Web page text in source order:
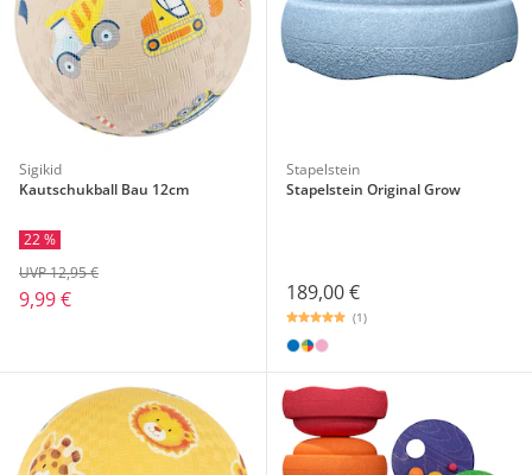
Sigikid
Kautschukball Bau 12cm
22 %
9,99 €
UVP 12,95 €
Stapelstein
Stapelstein Original Grow
189,00 €
(1)